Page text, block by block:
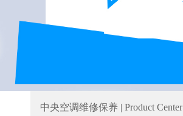
中央空调维修保养 | Product Center